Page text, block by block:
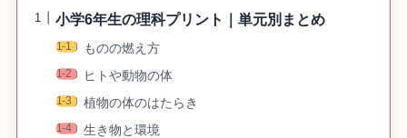
小学6年生の理科プリント｜単元別まとめ
ものの燃え方
ヒトや動物の体
植物の体のはたらき
生き物と環境